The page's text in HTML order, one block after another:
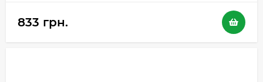
833 грн.